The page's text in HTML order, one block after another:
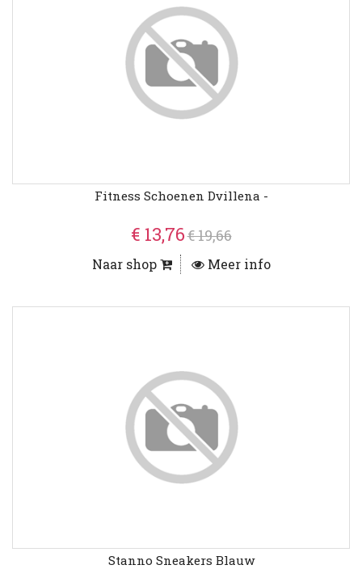
Fitness Schoenen Dvillena -
€ 13,76€ 19,66
Naar shop Meer info
Stanno Sneakers Blauw